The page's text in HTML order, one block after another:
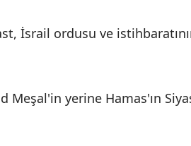
İsrail ordusu ve
Meşal'in yerine Hamas'ın